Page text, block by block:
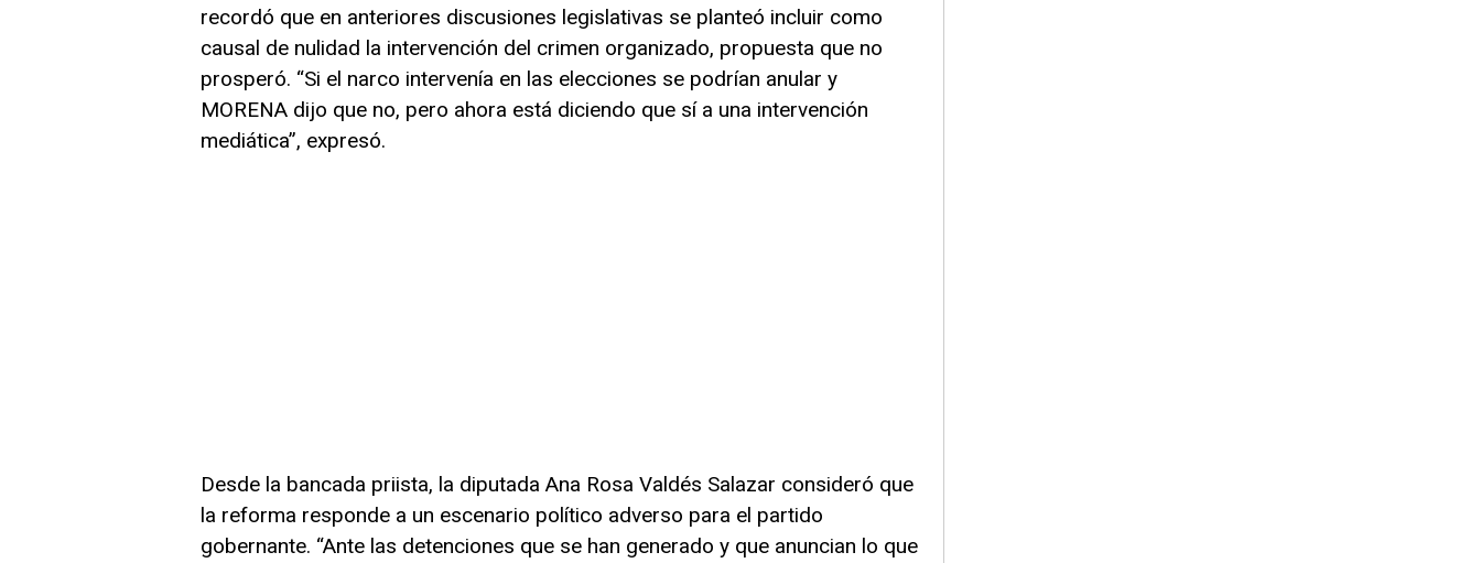
recordó que en anteriores discusiones legislativas se planteó incluir como
causal de nulidad la intervención del crimen organizado, propuesta que no
prosperó. “Si el narco intervenía en las elecciones se podrían anular y
MORENA dijo que no, pero ahora está diciendo que sí a una intervención
mediática”, expresó.
Desde la bancada priista, la diputada Ana Rosa Valdés Salazar consideró que
la reforma responde a un escenario político adverso para el partido
gobernante. “Ante las detenciones que se han generado y que anuncian lo que